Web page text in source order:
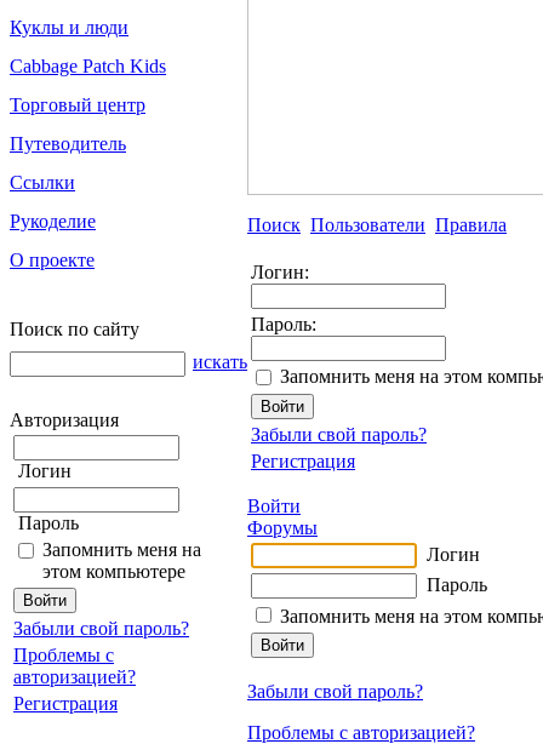
Куклы и люди
Cabbage Patch Kids
Торговый центр
Путеводитель
Ссылки
Рукоделие
О проекте
Поиск по сайту
искать
Авторизация
Логин
Пароль
Запомнить меня на
этом компьютере
Забыли свой пароль?
Проблемы с
авторизацией?
Регистрация
Поиск Пользователи Правила
Логин:
Пароль:
Запомнить меня на этом
Забыли свой пароль?
Регистрация
Войти
Форумы
Логин
Пароль
Запомнить меня на этом
Забыли свой пароль?
Проблемы с авторизацией?